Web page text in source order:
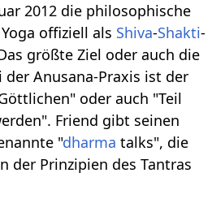
2012 die philosophische
offiziell als Shiva-Shakti-
größte Ziel oder auch die
Anusana-Praxis ist der
oder auch "Teil
Friend gibt seinen
"dharma talks", die
der Prinzipien des Tantras